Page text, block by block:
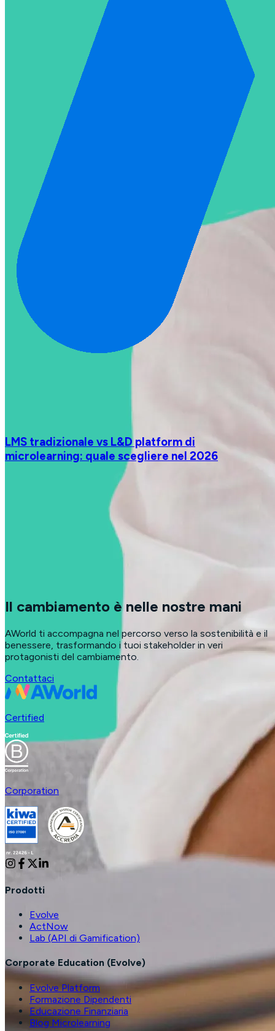
LMS tradizionale vs L&D platform di
microlearning: quale scegliere nel 2026
Il cambiamento è nelle nostre mani
AWorld ti accompagna nel percorso verso la sostenibilità e il
benessere, trasformando i tuoi stakeholder in veri
protagonisti del cambiamento.
Contattaci
Certified
Corporation
Prodotti
Evolve
ActNow
Lab (API di Gamification)
Corporate Education (Evolve)
Evolve Platform
Formazione Dipendenti
Educazione Finanziaria
Blog Microlearning